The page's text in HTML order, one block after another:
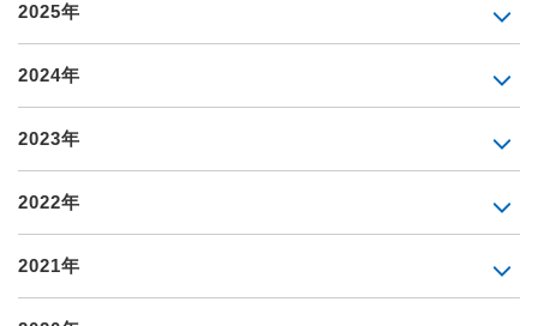
2025年
2024年
2023年
2022年
2021年